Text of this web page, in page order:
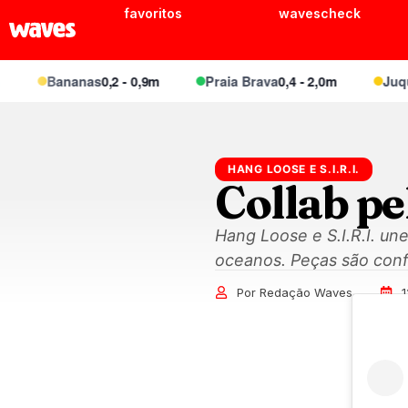
favoritos wavescheck
Bananas0,2 - 0,9m Praia Brava0,4 - 2,0m Juquei
HANG LOOSE E S.I.R.I.
Collab
Hang Loose e S.I.R.I.
oceanos. Peças são
Por Redação Waves